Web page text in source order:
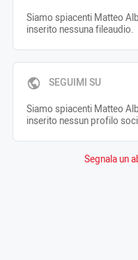
Siamo spiacenti Matteo
inserito nessuna fileaudio.
SEGUIMI SU
Siamo spiacenti Matteo
inserito nessun profilo
Segnala un